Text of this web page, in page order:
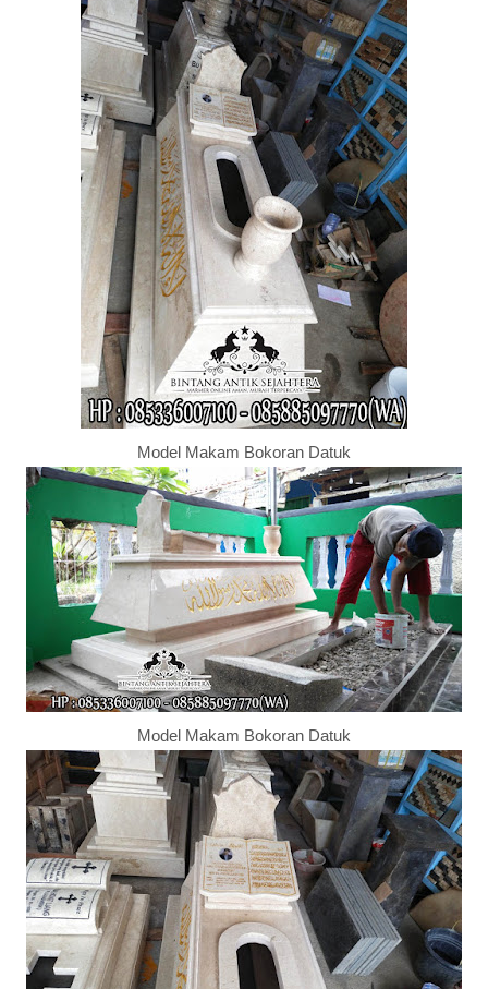
Model Makam Bokoran Datuk
Model Makam Bokoran Datuk